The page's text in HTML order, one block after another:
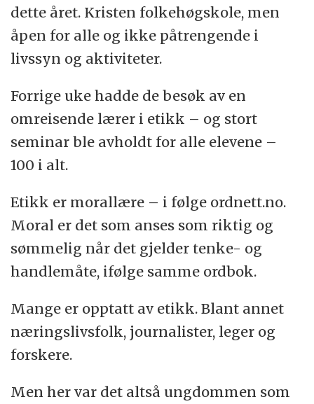
dette året. Kristen folkehøgskole, men
åpen for alle og ikke påtrengende i
livssyn og aktiviteter.
Forrige uke hadde de besøk av en
omreisende lærer i etikk – og stort
seminar ble avholdt for alle elevene –
100 i alt.
Etikk er morallære – i følge ordnett.no.
Moral er det som anses som riktig og
sømmelig når det gjelder tenke- og
handlemåte, ifølge samme ordbok.
Mange er opptatt av etikk. Blant annet
næringslivsfolk, journalister, leger og
forskere.
Men her var det altså ungdommen som